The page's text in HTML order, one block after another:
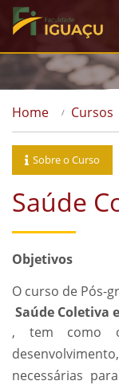
Home Cursos
Sobre o Curso
Saúde
Objetivos
O curso de Pós-
Saúde Coletiva e
, tem como
necessárias